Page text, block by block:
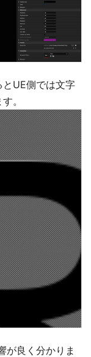
UE側では文字
。
が良く分かりま